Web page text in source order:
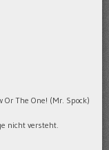
Or The One! (Mr. Spock)
nicht versteht.